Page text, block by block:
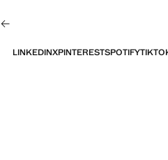
SPOTIFY
PINTEREST
X
LINKEDIN